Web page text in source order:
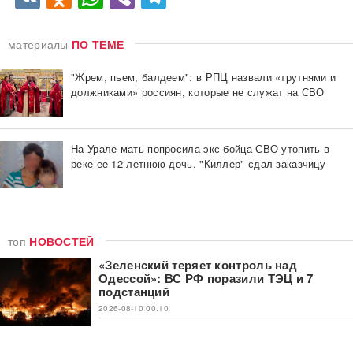
материалы ПО ТЕМЕ
"Жрем, пьем, балдеем": в РПЦ назвали «трутнями и
должниками» россиян, которые не служат на СВО
На Урале мать попросила экс-бойца СВО утопить в
реке ее 12-летнюю дочь. "Киллер" сдал заказчицу
топ НОВОСТЕЙ
«Зеленский теряет контроль над
Одессой»: ВС РФ поразили ТЭЦ и 7
подстанций
2026-08-10 00:10